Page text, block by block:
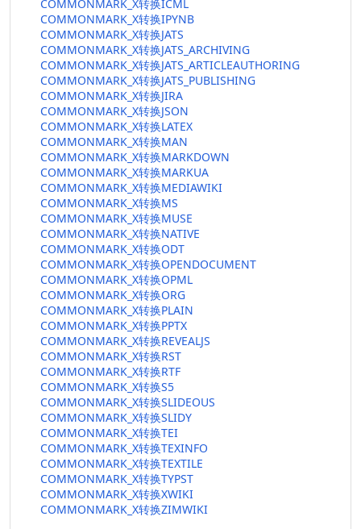
COMMONMARK_X转换ICML
COMMONMARK_X转换IPYNB
COMMONMARK_X转换JATS
COMMONMARK_X转换JATS_ARCHIVING
COMMONMARK_X转换JATS_ARTICLEAUTHORING
COMMONMARK_X转换JATS_PUBLISHING
COMMONMARK_X转换JIRA
COMMONMARK_X转换JSON
COMMONMARK_X转换LATEX
COMMONMARK_X转换MAN
COMMONMARK_X转换MARKDOWN
COMMONMARK_X转换MARKUA
COMMONMARK_X转换MEDIAWIKI
COMMONMARK_X转换MS
COMMONMARK_X转换MUSE
COMMONMARK_X转换NATIVE
COMMONMARK_X转换ODT
COMMONMARK_X转换OPENDOCUMENT
COMMONMARK_X转换OPML
COMMONMARK_X转换ORG
COMMONMARK_X转换PLAIN
COMMONMARK_X转换PPTX
COMMONMARK_X转换REVEALJS
COMMONMARK_X转换RST
COMMONMARK_X转换RTF
COMMONMARK_X转换S5
COMMONMARK_X转换SLIDEOUS
COMMONMARK_X转换SLIDY
COMMONMARK_X转换TEI
COMMONMARK_X转换TEXINFO
COMMONMARK_X转换TEXTILE
COMMONMARK_X转换TYPST
COMMONMARK_X转换XWIKI
COMMONMARK_X转换ZIMWIKI